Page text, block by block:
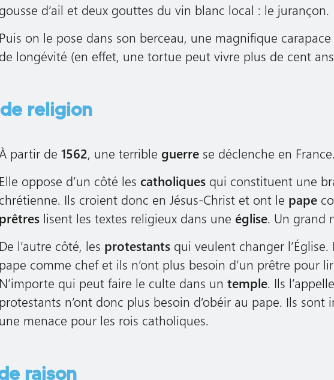
gousse d’ail et deux gouttes du vin blanc local : le jurançon.
Puis on le pose dans son berceau, une magnifique
de longévité (en effet, une tortue peut vivre plus de cent
religion
À partir de 1562 , une terrible guerre se déclenche en
Elle oppose d’un côté les catholiques qui constituent une
chrétienne. Ils croient donc en Jésus-Christ et ont le pape
prêtres lisent les textes religieux dans une église . Un
De l’autre côté, les protestants qui veulent changer
pape comme chef et ils n’ont plus besoin d’un prêtre pour
N’importe qui peut faire le culte dans un temple . Ils
protestants n’ont donc plus besoin d’obéir au pape. Ils
une menace pour les rois catholiques.
raison